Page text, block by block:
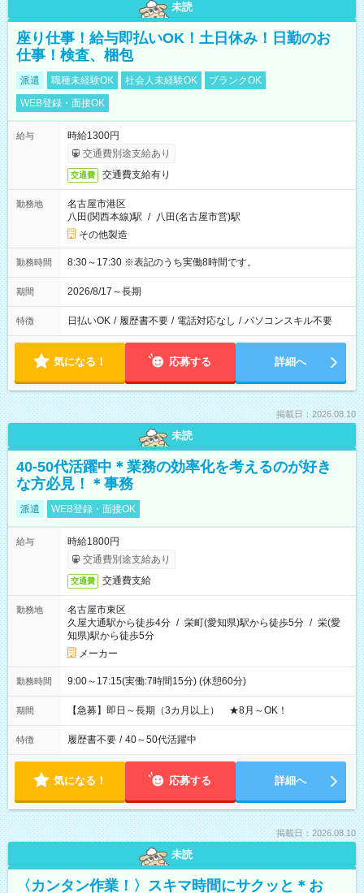
未読
座り仕事！給与即払いOK！土日休み！日勤のお
仕事！検査、梱包
派遣 職種未経験OK 社会人未経験OK
ブランクOK
WEB登録・面接OK
給与
時給1300円
交通費別途支給あり
交通費 交通費支給有り
勤務地
名古屋市港区
八田(関西本線)駅 / 八田(名古屋市営)駅
その他製造
勤務時間 8:30～17:30 ※表記のうち実働8時間です。
期間 2026/8/17～長期
特徴 日払いOK / 履歴書不要 / 電話対応なし / パソコンスキル不要
気になる！ 応募する 詳細へ
掲載日：2026.08.10
未読
40-50代活躍中＊業務の効率化を考えるのが好き
な方必見！＊事務
派遣 WEB登録・面接OK
給与
時給1800円
交通費別途支給あり
交通費 交通費支給
勤務地
名古屋市東区
久屋大通駅から徒歩4分 / 栄町(愛知県)駅から徒歩5分 / 栄(愛
知県)駅から徒歩5分
メーカー
勤務時間 9:00～17:15(実働:7時間15分) (休憩60分)
期間 【急募】即日～長期（3カ月以上） ★8月～OK！
特徴 履歴書不要 / 40～50代活躍中
気になる！ 応募する 詳細へ
掲載日：2026.08.10
未読
〈カンタン作業！〉スキマ時間にサクッと＊お